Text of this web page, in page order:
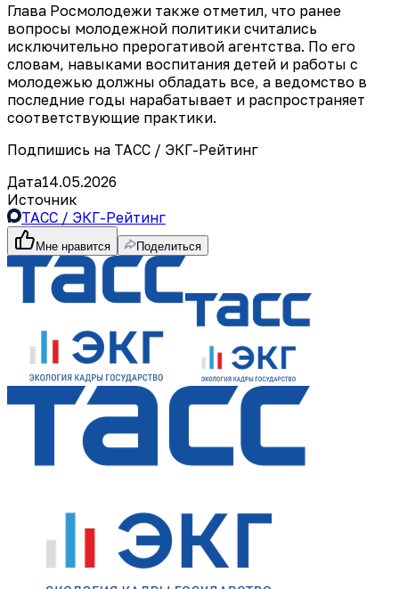
Глава Росмолодежи также отметил, что ранее
вопросы молодежной политики считались
исключительно прерогативой агентства. По его
словам, навыками воспитания детей и работы с
молодежью должны обладать все, а ведомство в
последние годы нарабатывает и распространяет
соответствующие практики.
Подпишись на ТАСС / ЭКГ-Рейтинг
Дата14.05.2026
Источник
ТАСС / ЭКГ-Рейтинг
Мне нравится Поделиться